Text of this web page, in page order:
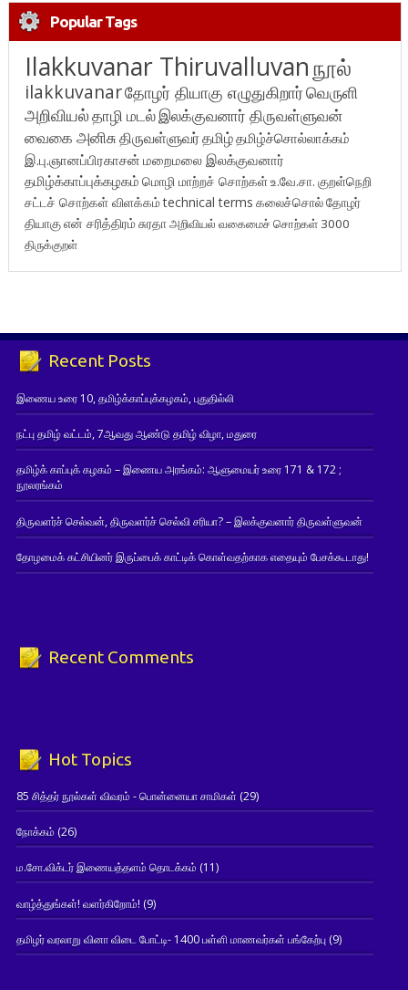
Popular Tags
Ilakkuvanar Thiruvalluvanநூல்
ilakkuvanarதோழர் தியாகு எழுதுகிறார்வெருளி
அறிவியல்தாழி மடல்இலக்குவனார் திருவள்ளுவன்
வைகை அனிசுதிருவள்ளுவர்தமிழ்தமிழ்ச்சொல்லாக்கம்
இ.பு.ஞானப்பிரகாசன் மறைமலை இலக்குவனார்
தமிழ்க்காப்புக்கழகம் மொழி மாற்றச் சொற்கள்உ.வே.சா. குறள்நெறி
சட்டச் சொற்கள் விளக்கம்technical terms கலைச்சொல்தோழர்
தியாகுஎன் சரித்திரம்சுரதாஅறிவியல் வகைமைச் சொற்கள் 3000
திருக்குறள்
Recent Posts
இணைய உரை 10, தமிழ்க்காப்புக்கழகம், புதுதில்லி
நட்பு தமிழ் வட்டம், 7ஆவது ஆண்டு தமிழ் விழா, மதுரை
தமிழ்க் காப்புக் கழகம் – இணைய அரங்கம்: ஆளுமையர் உரை 171 & 172 ;
நூலரங்கம்
திருவளர்ச் செல்வன், திருவளர்ச் செல்வி சரியா? – இலக்குவனார் திருவள்ளுவன்
தோழமைக் கட்சியினர் இருப்பைக் காட்டிக் கொள்வதற்காக எதையும் பேசக்கூடாது!
Recent Comments
Hot Topics
85 சித்தர் நூல்கள் விவரம் - பொன்னையா சாமிகள் (29)
நோக்கம் (26)
ம.சோ.விக்டர் இணையத்தளம் தொடக்கம் (11)
வாழ்த்துங்கள்! வளர்கிறோம்! (9)
தமிழர் வரலாறு வினா விடை போட்டி- 1400 பள்ளி மாணவர்கள் பங்கேற்பு(9)